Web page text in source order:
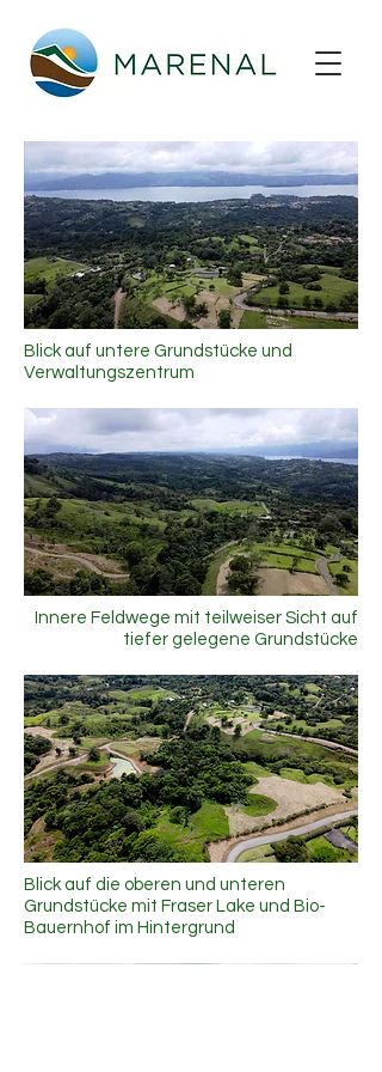
Blick auf untere Grundstücke und
Verwaltungszentrum
Innere Feldwege mit teilweiser Sicht auf
tiefer gelegene Grundstücke
Blick auf die oberen und unteren
Grundstücke mit Fraser Lake und Bio-
Bauernhof im Hintergrund